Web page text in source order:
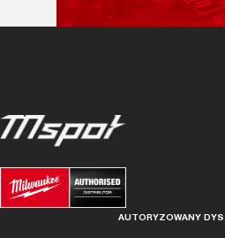
AUTORYZOWANY